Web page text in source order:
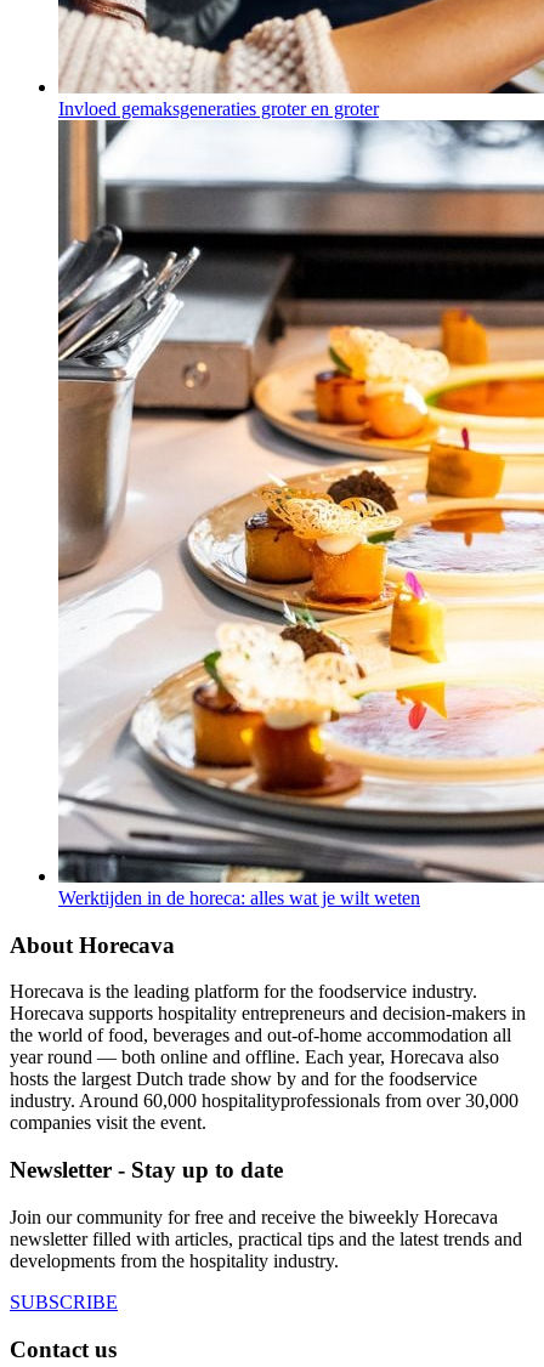
Invloed gemaksgeneraties groter en groter
Werktijden in de horeca: alles wat je wilt weten
About Horecava
Horecava is the leading platform for the foodservice industry.
Horecava supports hospitality entrepreneurs and decision-makers in
the world of food, beverages and out-of-home accommodation all
year round — both online and offline. Each year, Horecava also
hosts the largest Dutch trade show by and for the foodservice
industry. Around 60,000 hospitalityprofessionals from over 30,000
companies visit the event.
Newsletter - Stay up to date
Join our community for free and receive the biweekly Horecava
newsletter filled with articles, practical tips and the latest trends and
developments from the hospitality industry.
SUBSCRIBE
Contact us